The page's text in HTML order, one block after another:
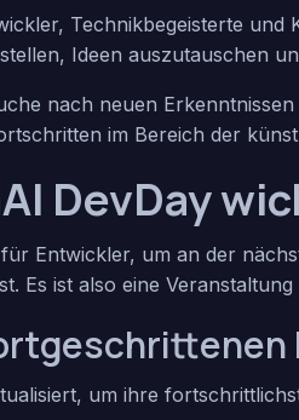
Technikbegeisterte
Ideen auszutauschen
nach neuen
im Bereich der
DevDay
Entwickler, um an der
Es ist also eine
um ihre